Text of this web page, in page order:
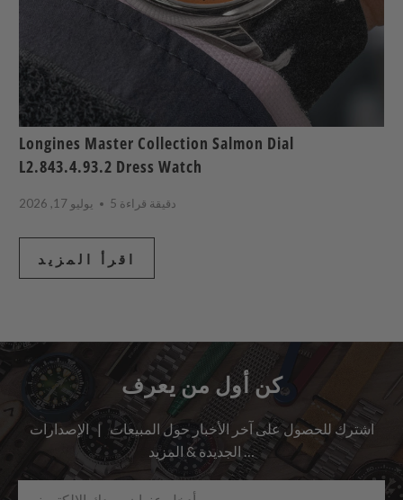
Longines Master Collection Salmon Dial
L2.843.4.93.2 Dress Watch
يوليو 17, 2026 5 دقيقة قراءة
اقرأ المزيد
كن أول من يعرف
اشترك للحصول على آخر الأخبار حول المبيعات | الإصدارات
الجديدة & المزيد …